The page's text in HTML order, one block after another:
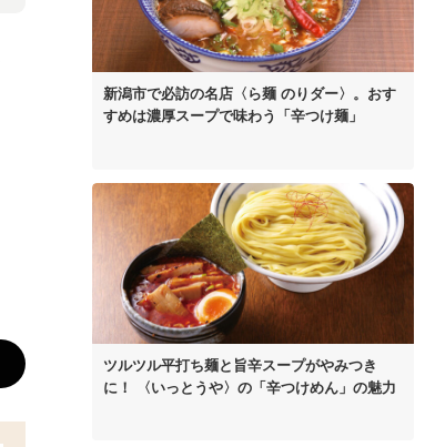
新潟市で必訪の名店 〈ら麺 のりダー〉。 おす
すめは濃厚スープで味わう「辛つけ麺」
ツルツル平打ち麺と 旨辛スープがやみつき
に！
〈いっとうや〉の 「辛つけめん」の魅力